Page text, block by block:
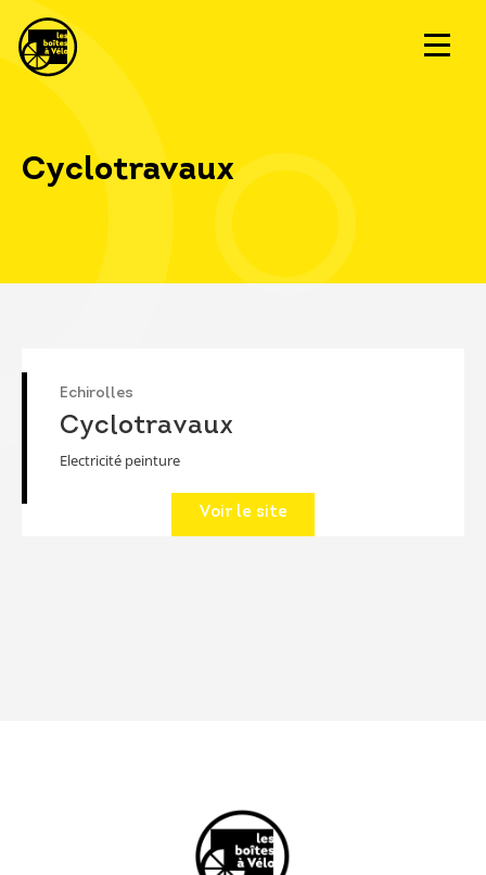
Cyclotravaux
Echirolles
Cyclotravaux
Electricité peinture
Voir le site